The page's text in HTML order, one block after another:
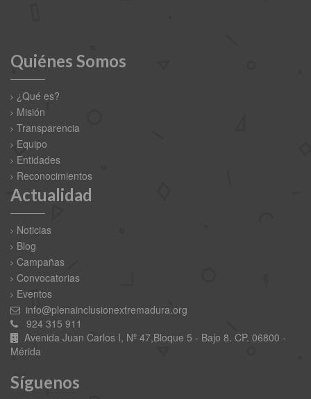
Quiénes Somos
¿Qué es?
Misión
Transparencia
Equipo
Entidades
Reconocimientos
Actualidad
Noticias
Blog
Campañas
Convocatorias
Eventos
info@plenainclusionextremadura.org
924 315 911
Avenida Juan Carlos I, Nº 47,Bloque 5 - Bajo 8. CP. 06800 -
Mérida
Síguenos